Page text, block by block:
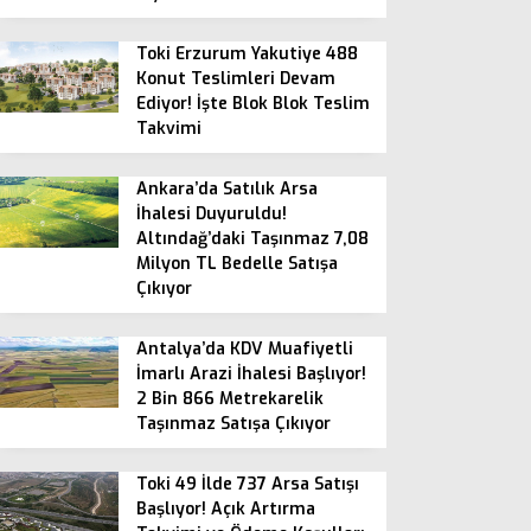
Toki Erzurum Yakutiye 488
Konut Teslimleri Devam
Ediyor! İşte Blok Blok Teslim
Takvimi
Ankara’da Satılık Arsa
İhalesi Duyuruldu!
Altındağ’daki Taşınmaz 7,08
Milyon TL Bedelle Satışa
Çıkıyor
Antalya’da KDV Muafiyetli
İmarlı Arazi İhalesi Başlıyor!
2 Bin 866 Metrekarelik
Taşınmaz Satışa Çıkıyor
Toki 49 İlde 737 Arsa Satışı
Başlıyor! Açık Artırma